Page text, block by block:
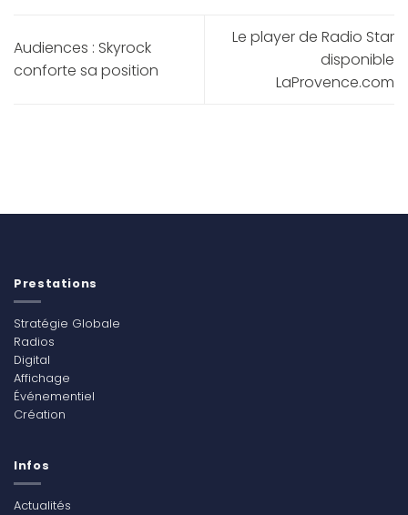
Audiences : Skyrock
conforte sa position
Le player de Radio Star
disponible
LaProvence.com
Prestations
Stratégie Globale
Radios
Digital
Affichage
Événementiel
Création
Infos
Actualités